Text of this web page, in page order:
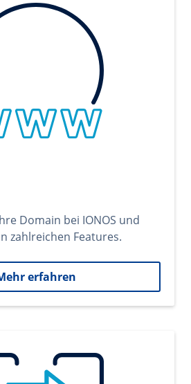
Domain bei IONOS und
zahlreichen Features.
erfahren